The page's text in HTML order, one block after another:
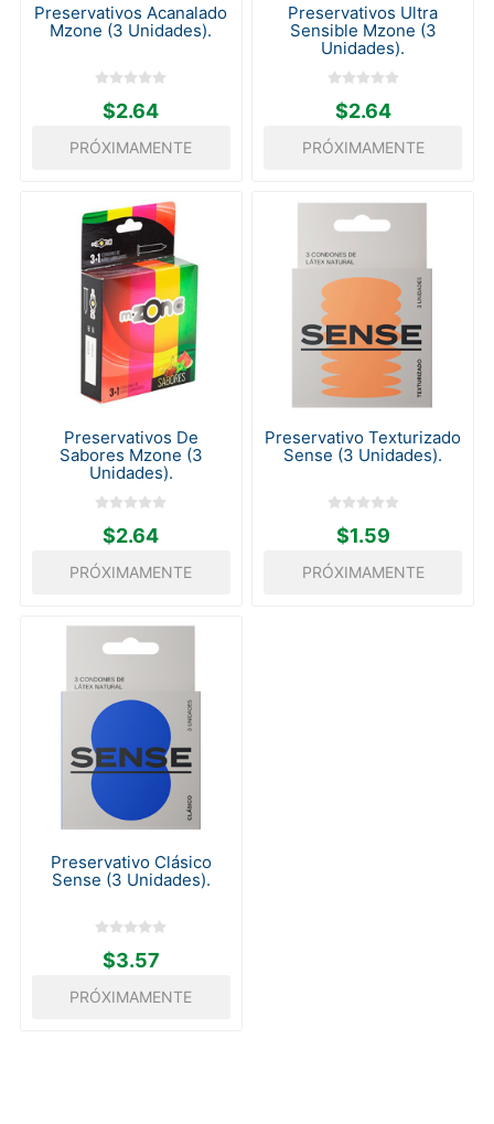
Preservativos Acanalado
Mzone (3 Unidades).
$2.64
PRÓXIMAMENTE
Preservativos Ultra
Sensible Mzone (3
Unidades).
$2.64
PRÓXIMAMENTE
Preservativos De
Sabores Mzone (3
Unidades).
$2.64
PRÓXIMAMENTE
Preservativo Texturizado
Sense (3 Unidades).
$1.59
PRÓXIMAMENTE
Preservativo Clásico
Sense (3 Unidades).
$3.57
PRÓXIMAMENTE